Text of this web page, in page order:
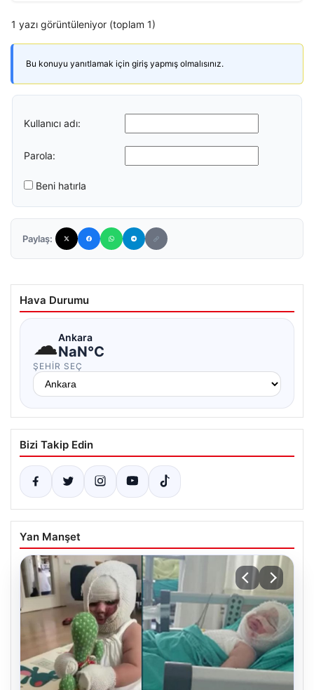
1 yazı görüntüleniyor (toplam 1)
Bu konuyu yanıtlamak için giriş yapmış olmalısınız.
Kullanıcı adı:
Parola:
Beni hatırla
Paylaş:
Hava Durumu
☁Ankara
NaN°C
ŞEHIR SEÇ
Bizi Takip Edin
Yan Manşet